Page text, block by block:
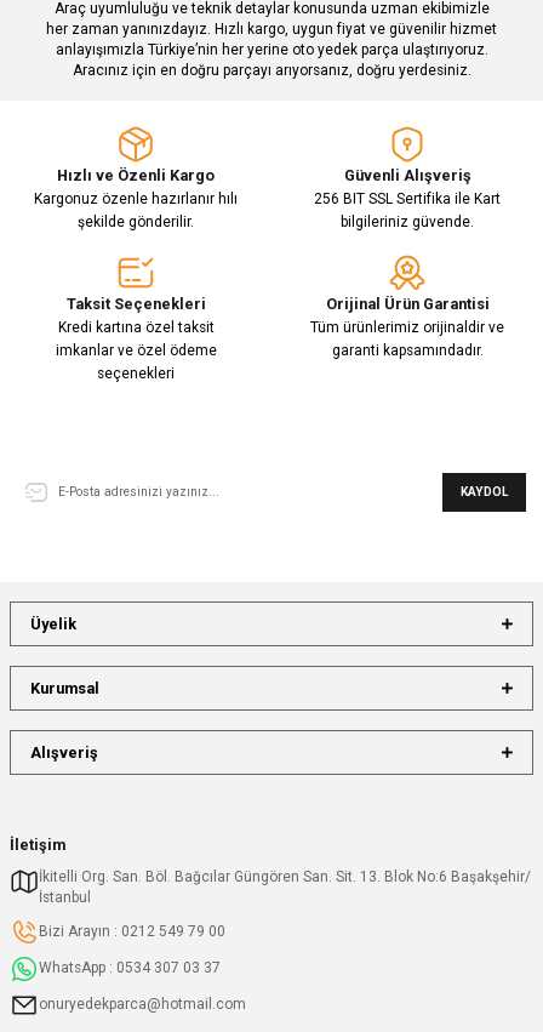
Gönder
Araç uyumluluğu ve teknik detaylar konusunda uzman ekibimizle
her zaman yanınızdayız. Hızlı kargo, uygun fiyat ve güvenilir hizmet
anlayışımızla Türkiye’nin her yerine oto yedek parça ulaştırıyoruz.
Aracınız için en doğru parçayı arıyorsanız, doğru yerdesiniz.
Hızlı ve Özenli Kargo
Kargonuz özenle hazırlanır hılı
şekilde gönderilir.
Güvenli Alışveriş
256 BIT SSL Sertifika ile Kart
bilgileriniz güvende.
Taksit Seçenekleri
Kredi kartına özel taksit
imkanlar ve özel ödeme
seçenekleri
Orijinal Ürün Garantisi
Tüm ürünlerimiz orijinaldir ve
garanti kapsamındadır.
KAYDOL
İletişim
İkitelli Org. San. Böl. Bağcılar Güngören San. Sit. 13. Blok No:6 Başakşehir/
İstanbul
Bizi Arayın : 0212 549 79 00
WhatsApp : 0534 307 03 37
onuryedekparca@hotmail.com
Üyelik
Kurumsal
Alışveriş